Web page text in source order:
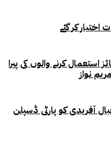
کر گئے
استعمال کرنے والوں کی پیرا
آفریدی کو پارٹی ڈسپلن